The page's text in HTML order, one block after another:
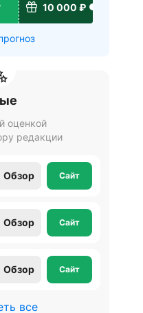
10 000 ₽
оценкой
редакции
Обзор Сайт
Обзор Сайт
Обзор Сайт
все